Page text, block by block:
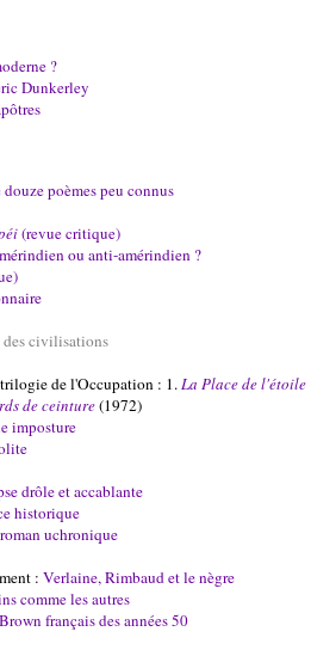
?
Dunkerley
poèmes peu connus
(revue critique)
ou anti-amérindien ?
des civilisations
de l'Occupation : 1.La Place de l'étoile
de ceinture(1972)
imposture
drôle et accablante
historique
uchronique
: Verlaine, Rimbaud et le nègre
comme les autres
français des années 50